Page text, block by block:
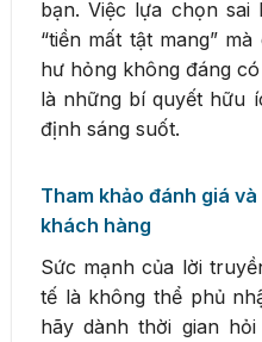
bạn. Việc lựa chọn
“tiền mất tật mang”
hư hỏng không đáng
là những bí quyết hữu
định sáng suốt.
Tham khảo đánh giá
khách hàng
Sức mạnh của lời
tế là không thể phủ
hãy dành thời gian